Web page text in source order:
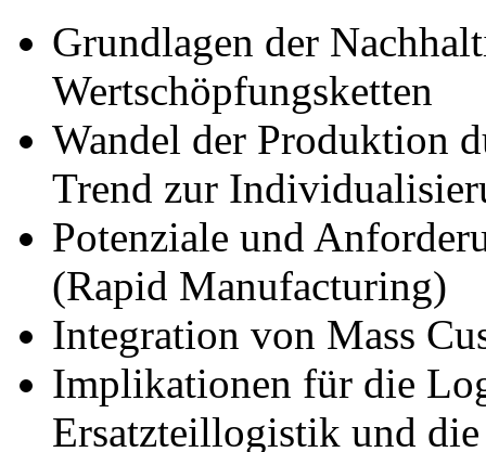
Grundlagen der
Wertschöpfungsketten
Wandel der Produktion
Trend zur
Potenziale und
(Rapid Manufacturing)
Integration von Mass
Implikationen für die
Ersatzteillogistik und